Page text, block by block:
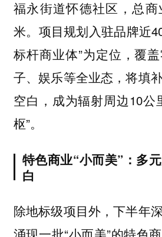
福永街道怀德社区，总
米。项目规划入驻品牌近
标杆商业体”为定位，覆
子、娱乐等全业态，将填
空白，成为辐射周边10公
枢”。
特色商业“小而美”：多
白
除地标级项目外，下半年